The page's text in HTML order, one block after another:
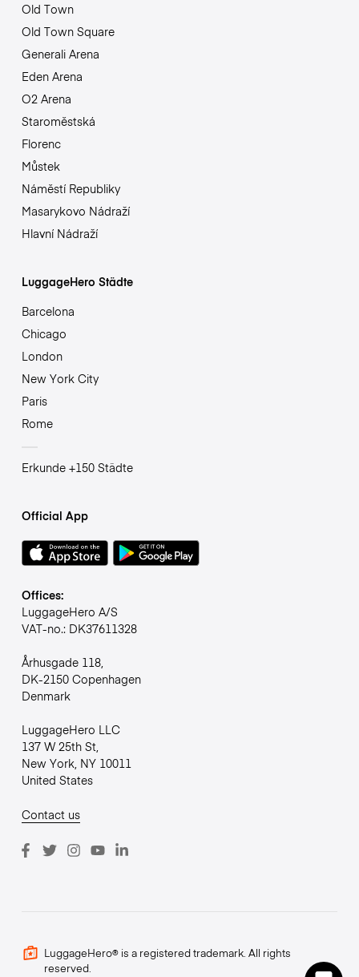
Old Town
Old Town Square
Generali Arena
Eden Arena
O2 Arena
Staroměstská
Florenc
Můstek
Náměstí Republiky
Masarykovo Nádraží
Hlavní Nádraží
LuggageHero Städte
Barcelona
Chicago
London
New York City
Paris
Rome
Erkunde +150 Städte
Official App
Offices:
LuggageHero A/S
VAT-no.: DK37611328
Århusgade 118,
DK-2150 Copenhagen
Denmark
LuggageHero LLC
137 W 25th St,
New York, NY 10011
United States
Contact us
LuggageHero® is a registered trademark. All rights
reserved.